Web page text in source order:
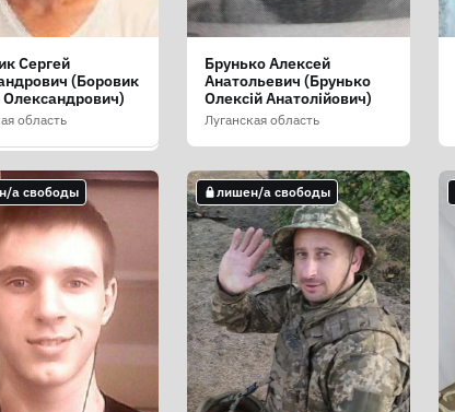
Ян Артурович
Саха (Якутия)
Сергей
(Боровик
Олександрович)
область
Брунько Алексей
Анатольевич (Брунько
Олексій Анатолійович)
Луганская область
а свободы
а свободы лишен/а свободы